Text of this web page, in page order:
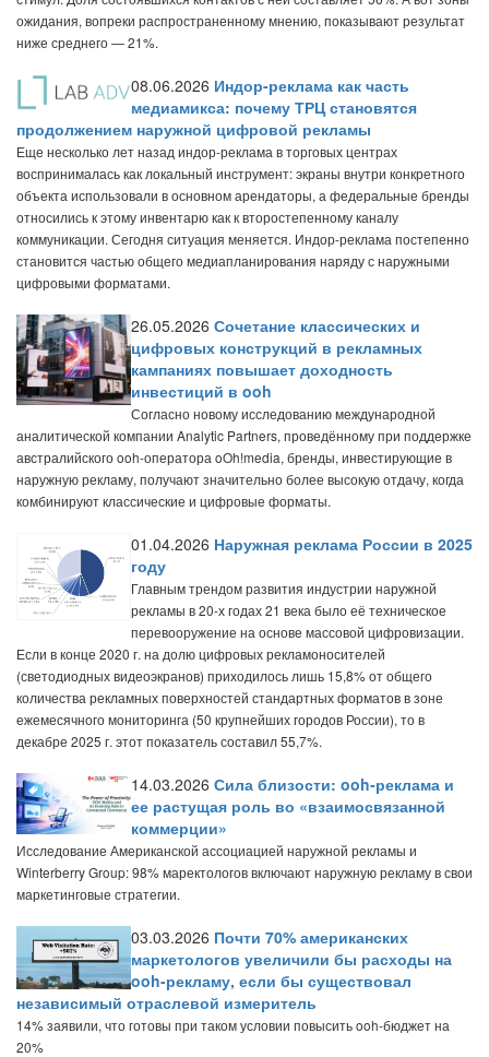
ожидания, вопреки распространенному мнению, показывают результат
ниже среднего — 21%.
08.06.2026 Индор-реклама как часть
медиамикса: почему ТРЦ становятся
продолжением наружной цифровой рекламы
Еще несколько лет назад индор-реклама в торговых центрах
воспринималась как локальный инструмент: экраны внутри конкретного
объекта использовали в основном арендаторы, а федеральные бренды
относились к этому инвентарю как к второстепенному каналу
коммуникации. Сегодня ситуация меняется. Индор-реклама постепенно
становится частью общего медиапланирования наряду с наружными
цифровыми форматами.
26.05.2026 Сочетание классических и
цифровых конструкций в рекламных
кампаниях повышает доходность
инвестиций в ooh
Согласно новому исследованию международной
аналитической компании Analytic Partners, проведённому при поддержке
австралийского ooh-оператора oOh!media, бренды, инвестирующие в
наружную рекламу, получают значительно более высокую отдачу, когда
комбинируют классические и цифровые форматы.
01.04.2026 Наружная реклама России в 2025
году
Главным трендом развития индустрии наружной
рекламы в 20-х годах 21 века было её техническое
перевооружение на основе массовой цифровизации.
Если в конце 2020 г. на долю цифровых рекламоносителей
(светодиодных видеоэкранов) приходилось лишь 15,8% от общего
количества рекламных поверхностей стандартных форматов в зоне
ежемесячного мониторинга (50 крупнейших городов России), то в
декабре 2025 г. этот показатель составил 55,7%.
14.03.2026 Сила близости: ooh-реклама и
ее растущая роль во «взаимосвязанной
коммерции»
Исследование Американской ассоциацией наружной рекламы и
Winterberry Group: 98% маректологов включают наружную рекламу в свои
маркетинговые стратегии.
03.03.2026 Почти 70% американских
маркетологов увеличили бы расходы на
ooh-рекламу, если бы существовал
независимый отраслевой измеритель
14% заявили, что готовы при таком условии повысить ooh-бюджет на
20%